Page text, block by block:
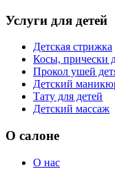
Услуги для детей
Детская стрижка
Косы, прически
Прокол ушей
Детский
Тату для детей
Детский массаж
О салоне
О нас